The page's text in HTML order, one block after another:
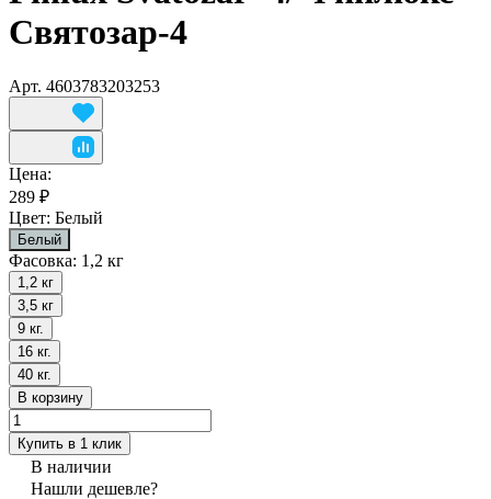
Святозар-4
Арт. 4603783203253
Цена:
289 ₽
Цвет: Белый
Белый
Фасовка: 1,2 кг
1,2 кг
3,5 кг
9 кг.
16 кг.
40 кг.
В корзину
Купить в 1 клик
В наличии
Нашли дешевле?